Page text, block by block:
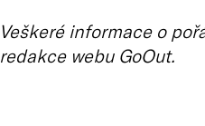
Veškeré informace o
redakce webu GoOut.